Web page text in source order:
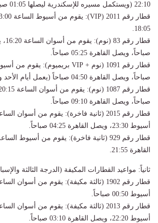
22:10 (ويستكمل مسيره للإسكندرية ليصلها 01:05 صباحاً).
18:05.
صباحاً، ويصل القاهرة 05:25 صباحاً.
صباحاً، ويصل القاهرة 04:50 صباحاً (يعمل أيام الأحد والثلاثاء والخميس).
صباحاً، ويصل القاهرة 09:10 صباحاً.
أسيوط 23:30، ويصل القاهرة 04:25 صباحاً.
القاهرة 21:55.
ثانياً: مواعيد القطارات المكيفة (الدرجة الثالثة
أسيوط 00:50 صباحاً.
أسيوط 22:20، ويصل القاهرة 03:10 صباحاً.